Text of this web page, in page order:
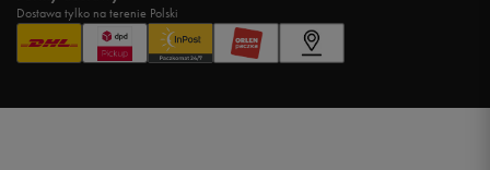
Dostawa tylko na terenie Polski